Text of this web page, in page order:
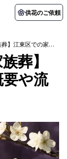
供花のご依頼
【東京都江東区での家族葬】江東区での家族葬の概要や流れを解説
葬】
や流